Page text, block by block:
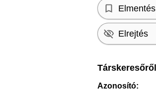
Elmentés
Elrejtés
Társkeresőről
Azonosító: